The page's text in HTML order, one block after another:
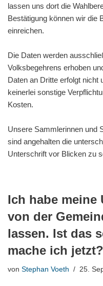
lassen uns dort die
Bestätigung können wir die
einreichen.
Die Daten werden
Volksbegehrens erhoben
Daten an Dritte erfolgt nicht
keinerlei sonstige
Kosten.
Unsere Sammlerinnen und
sind angehalten die
Unterschrift vor Blicken zu
Ich habe
von der
lassen. Ist das
mache ich jetzt?
von Stephan Voeth 25.